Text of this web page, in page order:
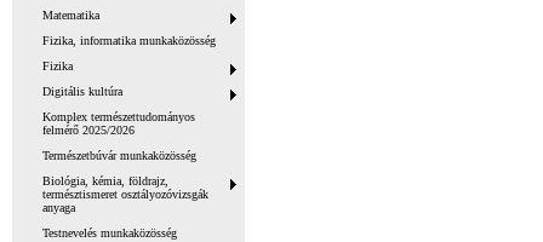
Matematika
Fizika, informatika munkaközösség
Fizika
Digitális kultúra
Komplex természettudományos
felmérő 2025/2026
Természetbúvár munkaközösség
Biológia, kémia, földrajz,
természtismeret osztályozóvizsgák
anyaga
Testnevelés munkaközösség